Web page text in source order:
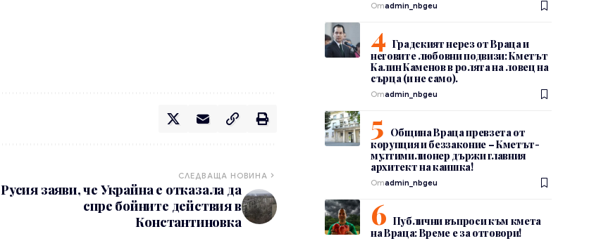
СЛЕДВАЩА НОВИНА
Русия заяви, че Украйна е отказала да
спре бойните действия в
Константиновка
Отadmin_nbgeu
Градският нерез от Враца и
неговите любовни подвизи: Кметът
Калин Каменов в ролята на ловец на
сърца (и не само).
Отadmin_nbgeu
Община Враца превзета от
корупция и беззаконие – Кметът-
мултимилионер държи главния
архитект на каишка!
Отadmin_nbgeu
Публични въпроси към кмета
на Враца: Време е за отговори!